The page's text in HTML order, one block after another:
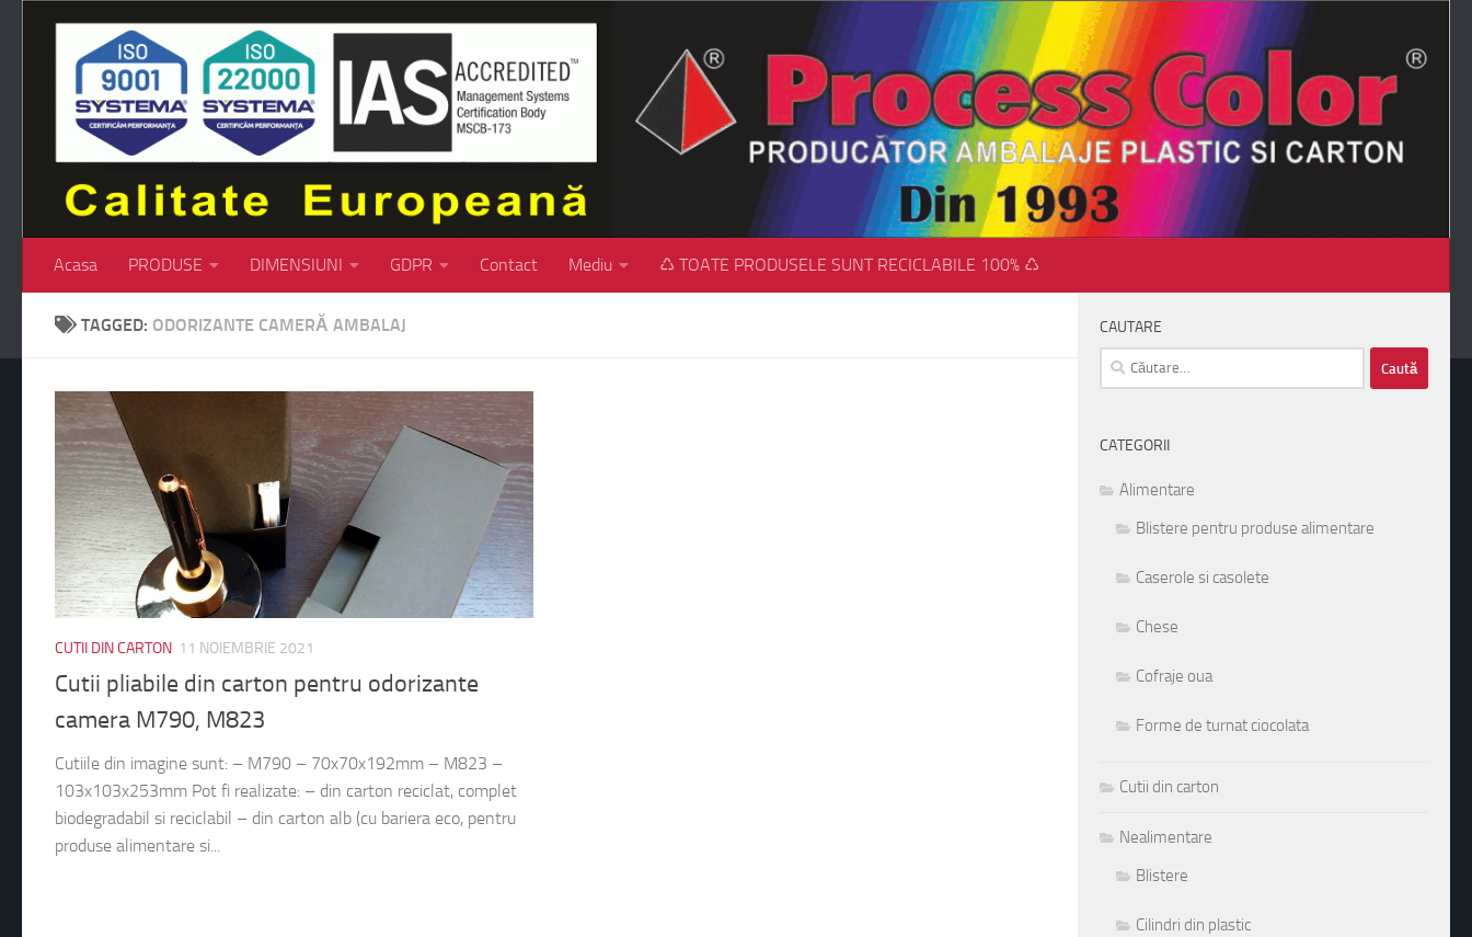
Skip to content
Acasa PRODUSE DIMENSIUNI GDPR Contact Mediu ♺ TOATE PRODUSELE SUNT RECICLABILE 100% ♺
TAGGED: ODORIZANTE CAMERĂ AMBALAJ
CUTII DIN CARTON 11 NOIEMBRIE 2021
Cutii pliabile din carton pentru odorizante
camera M790, M823
Cutiile din imagine sunt: – M790 – 70x70x192mm – M823 –
103x103x253mm Pot fi realizate: – din carton reciclat, complet
biodegradabil si reciclabil – din carton alb (cu bariera eco, pentru
produse alimentare si...
CAUTARE
Caută
după:
CATEGORII
Alimentare
Blistere pentru produse alimentare
Caserole si casolete
Chese
Cofraje oua
Forme de turnat ciocolata
Cutii din carton
Nealimentare
Blistere
Cilindri din plastic